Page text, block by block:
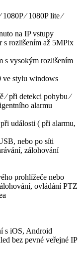
⁄ 1080P lite ⁄
na IP vstupy
s rozlišením až 5MPix
s vysokým rozlišením
ve stylu windows
⁄ při detekci pohybu ⁄
alarmu
události ( při alarmu,
nebo po síti
zálohování
prohlížeče nebo
ovládání PTZ
s iOS, Android
bez pevné veřejné IP